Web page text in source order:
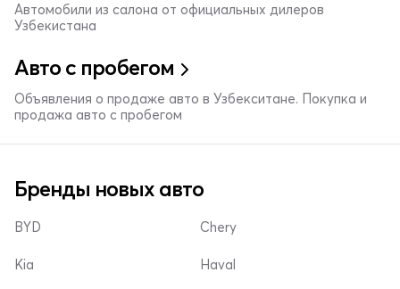
Автомобили из салона от официальных дилеров
Узбекистана
Авто с пробегом
Объявления о продаже авто в Узбекситане. Покупка и
продажа авто с пробегом
Бренды новых авто
BYD
Kia
Chery
Haval